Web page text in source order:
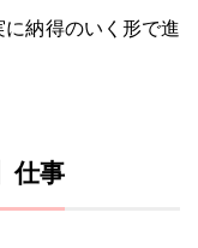
納得のいく形で進
仕事